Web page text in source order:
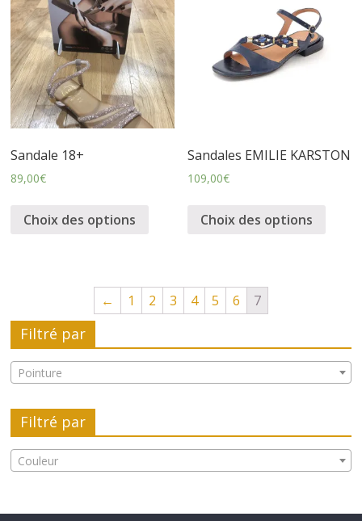
à
p
o
r
f
é
m
i
Sandale 18+
89,00€
Choix des options
Sandales EMILIE KARSTON
109,00€
Choix des options
← 1 2 3 4 5 6 7
Filtré par
Pointure
Filtré par
Couleur